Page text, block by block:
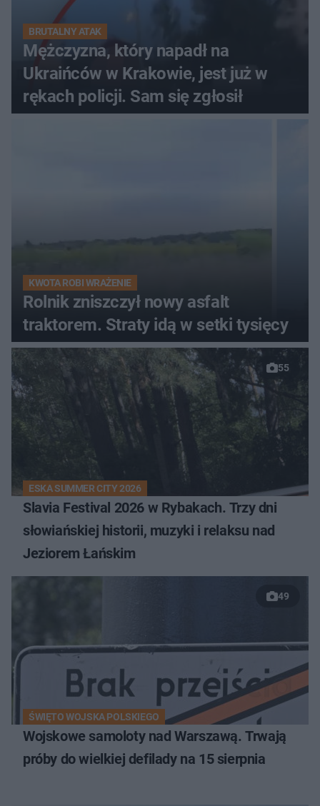
BRUTALNY ATAK
Mężczyzna, który napadł na
Ukraińców w Krakowie, jest już w
rękach policji. Sam się zgłosił
KWOTA ROBI WRAŻENIE
Rolnik zniszczył nowy asfalt
traktorem. Straty idą w setki tysięcy
55
ESKA SUMMER CITY 2026
Slavia Festival 2026 w Rybakach. Trzy dni
słowiańskiej historii, muzyki i relaksu nad
Jeziorem Łańskim
49
ŚWIĘTO WOJSKA POLSKIEGO
Wojskowe samoloty nad Warszawą. Trwają
próby do wielkiej defilady na 15 sierpnia